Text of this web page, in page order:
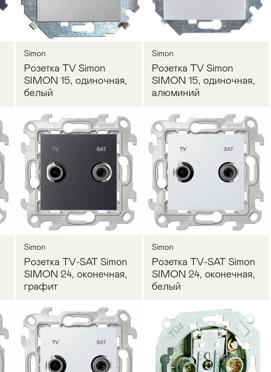
Запросить цену
Simon
Розетка TV Simon
SIMON 15, одиночная,
белый
Запросить цену
Simon
Розетка TV Simon
SIMON 15, одиночная,
алюминий
Запросить цену
Simon
Розетка TV-SAT Simon
SIMON 24, оконечная,
графит
Запросить цену
Simon
Розетка TV-SAT Simon
SIMON 24, оконечная,
белый